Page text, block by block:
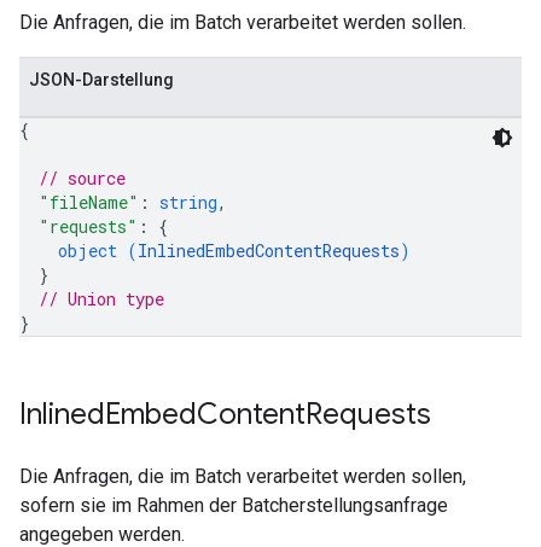
Die Anfragen, die im Batch verarbeitet werden sollen.
JSON-Darstellung
{
// source
"fileName" : string,
"requests" : {
object (InlinedEmbedContentRequests)
}
// Union type
}
InlinedEmbedContentRequests
Die Anfragen, die im Batch verarbeitet werden sollen,
sofern sie im Rahmen der Batcherstellungsanfrage
angegeben werden.